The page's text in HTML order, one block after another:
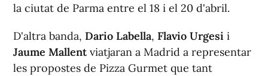
la ciutat de Parma entre el 18 i el 20 d'abril.
D'altra banda, Dario Labella, Flavio Urgesi i
Jaume Mallentviatjaran a Madrid a representar
les propostes de Pizza Gurmet que tant